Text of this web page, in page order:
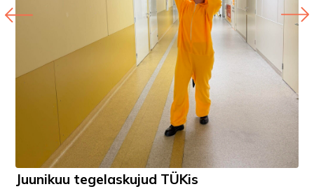
Juunikuu tegelaskujud TÜKis